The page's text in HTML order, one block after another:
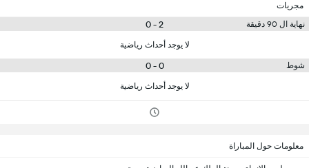
مجريات
نهاية ال 90 دقيقة
2 - 0
لا يوجد أحداث رياضية
شوط 0 - 0
لا يوجد أحداث رياضية
معلومات حول المباراة